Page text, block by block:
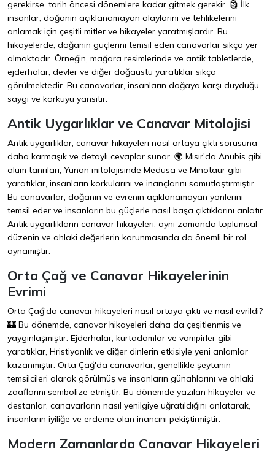
gerekirse, tarih öncesi dönemlere kadar gitmek gerekir. 🗿 İlk
insanlar, doğanın açıklanamayan olaylarını ve tehlikelerini
anlamak için çeşitli mitler ve hikayeler yaratmışlardır. Bu
hikayelerde, doğanın güçlerini temsil eden canavarlar sıkça yer
almaktadır. Örneğin, mağara resimlerinde ve antik tabletlerde,
ejderhalar, devler ve diğer doğaüstü yaratıklar sıkça
görülmektedir. Bu canavarlar, insanların doğaya karşı duyduğu
saygı ve korkuyu yansıtır.
Antik Uygarlıklar ve Canavar Mitolojisi
Antik uygarlıklar, canavar hikayeleri nasıl ortaya çıktı sorusuna
daha karmaşık ve detaylı cevaplar sunar. 🌍 Mısır'da Anubis gibi
ölüm tanrıları, Yunan mitolojisinde Medusa ve Minotaur gibi
yaratıklar, insanların korkularını ve inançlarını somutlaştırmıştır.
Bu canavarlar, doğanın ve evrenin açıklanamayan yönlerini
temsil eder ve insanların bu güçlerle nasıl başa çıktıklarını anlatır.
Antik uygarlıkların canavar hikayeleri, aynı zamanda toplumsal
düzenin ve ahlaki değerlerin korunmasında da önemli bir rol
oynamıştır.
Orta Çağ ve Canavar Hikayelerinin
Evrimi
Orta Çağ'da canavar hikayeleri nasıl ortaya çıktı ve nasıl evrildi?
🏰 Bu dönemde, canavar hikayeleri daha da çeşitlenmiş ve
yaygınlaşmıştır. Ejderhalar, kurtadamlar ve vampirler gibi
yaratıklar, Hristiyanlık ve diğer dinlerin etkisiyle yeni anlamlar
kazanmıştır. Orta Çağ'da canavarlar, genellikle şeytanın
temsilcileri olarak görülmüş ve insanların günahlarını ve ahlaki
zaaflarını sembolize etmiştir. Bu dönemde yazılan hikayeler ve
destanlar, canavarların nasıl yenilgiye uğratıldığını anlatarak,
insanların iyiliğe ve erdeme olan inancını pekiştirmiştir.
Modern Zamanlarda Canavar Hikayeleri